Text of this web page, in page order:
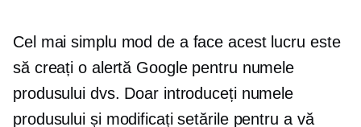
Cel mai simplu mod de a face acest lucru este
să creați o alertă Google pentru numele
produsului dvs. Doar introduceți numele
produsului și modificați setările pentru a vă